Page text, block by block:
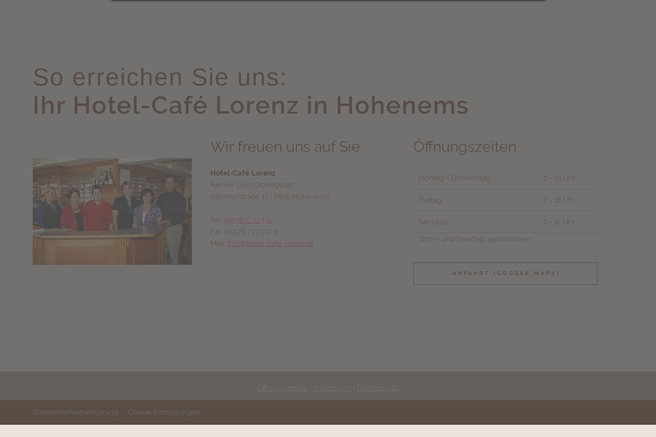
So erreichen Sie uns:
Ihr Hotel-Café Lorenz in Hohenems
Wir freuen uns auf Sie
Hotel-Café Lorenz
Familie Gerd Obwegeser
Bahnhofstraße 17 | 6845 Hohenems
Tel: 05576 / 72332
Fax: 05576 /72332-5
Mail: info@hotel-cafe-lorenz.at
Öffnungszeiten
Montag - Donnerstag 7 - 19 Uhr
Freitag 7 - 18 Uhr
Samstag
7 - 12 Uhr
Sonn- und Feiertag geschlossen
ANFAHRT (GOOGLE MAPS)
Öffnungszeiten | Impressum Datenschutz
Barrierefreiheitserklärung Cookie Einstellungen